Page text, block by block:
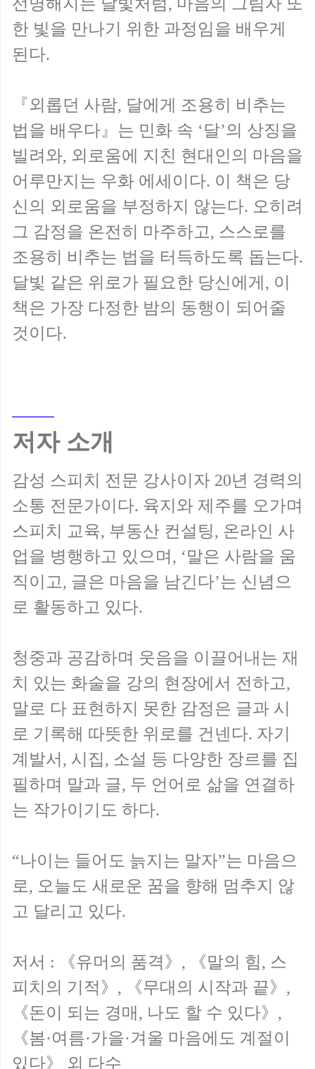
선명해지는 달빛처럼, 마음의 그림자 또
한 빛을 만나기 위한 과정임을 배우게
된다.
『외롭던 사람, 달에게 조용히 비추는
법을 배우다』는 민화 속 ‘달’의 상징을
빌려와, 외로움에 지친 현대인의 마음을
어루만지는 우화 에세이다. 이 책은 당
신의 외로움을 부정하지 않는다. 오히려
그 감정을 온전히 마주하고, 스스로를
조용히 비추는 법을 터득하도록 돕는다.
달빛 같은 위로가 필요한 당신에게, 이
책은 가장 다정한 밤의 동행이 되어줄
저자 소개
감성 스피치 전문 강사이자 20년 경력의
소통 전문가이다. 육지와 제주를 오가며
스피치 교육, 부동산 컨설팅, 온라인 사
업을 병행하고 있으며, ‘말은 사람을 움
직이고, 글은 마음을 남긴다’는 신념으
로 활동하고 있다.
청중과 공감하며 웃음을 이끌어내는 재
치 있는 화술을 강의 현장에서 전하고,
말로 다 표현하지 못한 감정은 글과 시
로 기록해 따뜻한 위로를 건넨다. 자기
계발서, 시집, 소설 등 다양한 장르를 집
필하며 말과 글, 두 언어로 삶을 연결하
는 작가이기도 하다.
“나이는 들어도 늙지는 말자”는 마음으
로, 오늘도 새로운 꿈을 향해 멈추지 않
고 달리고 있다.
저서 : 《유머의 품격》, 《말의 힘, 스
피치의 기적》, 《무대의 시작과 끝》,
《돈이 되는 경매, 나도 할 수 있다》,
《봄·여름·가을·겨울 마음에도 계절이